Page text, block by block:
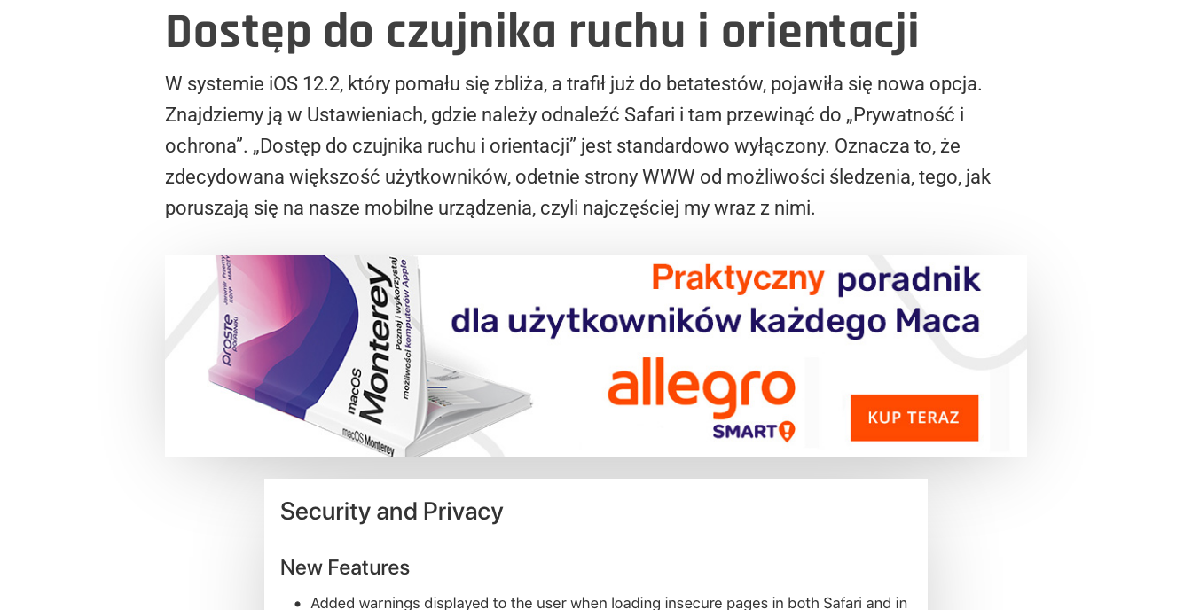
Dostęp do czujnika ruchu i orientacji
W systemie iOS 12.2, który pomału się zbliża, a trafił już do betatestów, pojawiła się nowa opcja.
Znajdziemy ją w Ustawieniach, gdzie należy odnaleźć Safari i tam przewinąć do „Prywatność i
ochrona”. „Dostęp do czujnika ruchu i orientacji” jest standardowo wyłączony. Oznacza to, że
zdecydowana większość użytkowników, odetnie strony WWW od możliwości śledzenia, tego, jak
poruszają się na nasze mobilne urządzenia, czyli najczęściej my wraz z nimi.